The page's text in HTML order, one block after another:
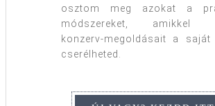
osztom meg azokat a
módszereket, amikkel
konzerv-megoldásait a saját
cserélheted.